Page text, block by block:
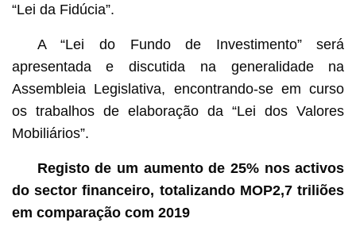
“Lei da Fidúcia”.
A “Lei do Fundo de Investimento” será
apresentada e discutida na generalidade na
Assembleia Legislativa, encontrando-se em curso
os trabalhos de elaboração da “Lei dos Valores
Mobiliários”.
Registo de um aumento de 25% nos activos
do sector financeiro, totalizando MOP2,7 triliões
em comparação com 2019